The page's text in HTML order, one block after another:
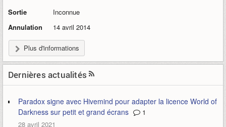
Sortie
Inconnue
Annulation
14 avril 2014
Plus d'informations
Dernières actualités
Paradox signe avec Hivemind pour adapter la licence World of
Darkness sur petit et grand écrans
1
28 avril 2021